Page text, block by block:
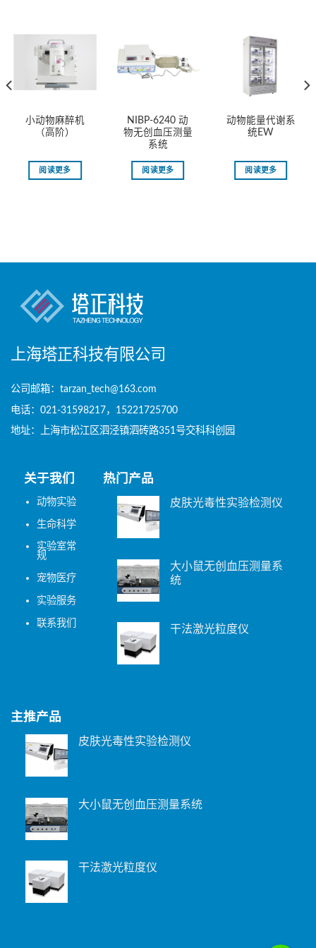
小动物麻醉机
（高阶）
阅读更多
NIBP-6240 动
物无创血压测量
系统
阅读更多
动物能量代谢系
统EW
阅读更多
上海塔正科技有限公司
公司邮箱：tarzan_tech@163.com
电话：021-31598217，15221725700
地址：上海市松江区泗泾镇泗砖路351号交科科创园
关于我们
动物实验
生命科学
实验室常
规
宠物医疗
实验服务
联系我们
热门产品
皮肤光毒性实验检测仪
大小鼠无创血压测量系
统
干法激光粒度仪
主推产品
皮肤光毒性实验检测仪
大小鼠无创血压测量系统
干法激光粒度仪
WeChat: